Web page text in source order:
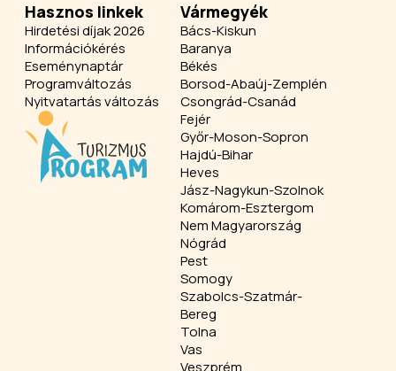
Hasznos linkek
Hirdetési díjak 2026
Információkérés
Eseménynaptár
Programváltozás
Nyitvatartás változás
Vármegyék
Bács-Kiskun
Baranya
Békés
Borsod-Abaúj-Zemplén
Csongrád-Csanád
Fejér
Győr-Moson-Sopron
Hajdú-Bihar
Heves
Jász-Nagykun-Szolnok
Komárom-Esztergom
Nem Magyarország
Nógrád
Pest
Somogy
Szabolcs-Szatmár-
Bereg
Tolna
Vas
Veszprém